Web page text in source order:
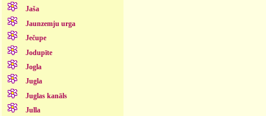
Jaša
Jaunzemju urga
Ječupe
Jodupīte
Jogla
Jugla
Juglas kanāls
Julla